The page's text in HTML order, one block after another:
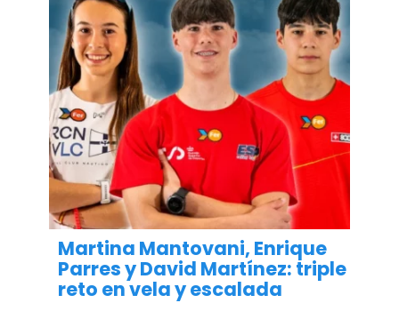
Martina Mantovani, Enrique
Parres y David Martínez: triple
reto en vela y escalada